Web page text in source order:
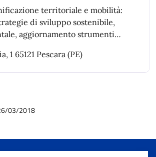
territoriale e mobilità:
di sviluppo sostenibile,
aggiornamento strumenti
di settore e piani speciali anche
1 65121 Pescara (PE)
03/2018